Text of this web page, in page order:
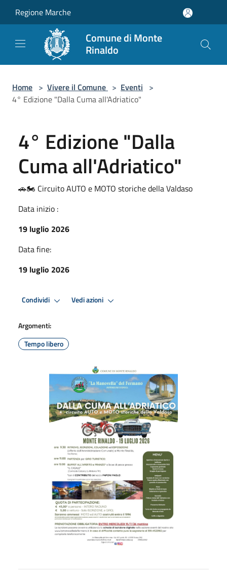
Regione Marche
Comune di Monte
Rinaldo
Home > Vivere il Comune > Eventi >
4° Edizione "Dalla Cuma all'Adriatico"
4° Edizione "Dalla
Cuma all'Adriatico"
🚗🏍️ Circuito AUTO e MOTO storiche della Valdaso
Data inizio :
19 luglio 2026
Data fine:
19 luglio 2026
Condividi Vedi azioni
Argomenti:
Tempo libero